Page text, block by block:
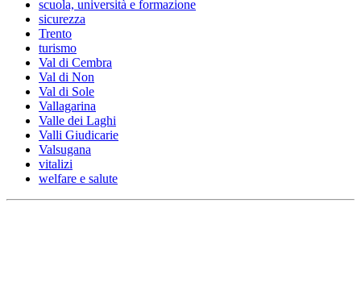
scuola, università e formazione
sicurezza
Trento
turismo
Val di Cembra
Val di Non
Val di Sole
Vallagarina
Valle dei Laghi
Valli Giudicarie
Valsugana
vitalizi
welfare e salute